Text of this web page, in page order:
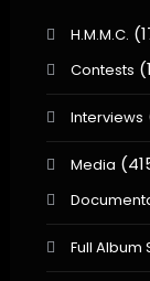
H.M.M.C.
Contests
Interviews
Media
Full Album